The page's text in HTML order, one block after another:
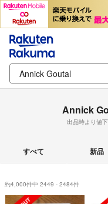
Annick
出品時より値
すべて 新品
約4,000件中 2449 - 2484件